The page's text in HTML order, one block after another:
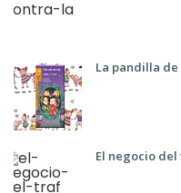
La pandilla
El negocio